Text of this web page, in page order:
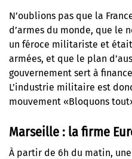
N’oublions pas que la
d’armes du monde, que le
un féroce militariste et
armées, et que le plan
gouvernement sert à
L’industrie militaire est
mouvement «Bloquons
Marseille : la firme
À partir de 6h du matin,